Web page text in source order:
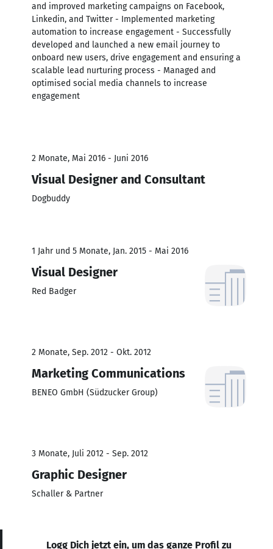
and improved marketing campaigns on Facebook,
Linkedin, and Twitter - Implemented marketing
automation to increase engagement - Successfully
developed and launched a new email journey to
onboard new users, drive engagement and ensuring a
scalable lead nurturing process - Managed and
optimised social media channels to increase
engagement
2 Monate, Mai 2016 - Juni 2016
Visual Designer and Consultant
Dogbuddy
1 Jahr und 5 Monate, Jan. 2015 - Mai 2016
Visual Designer
Red Badger
2 Monate, Sep. 2012 - Okt. 2012
Marketing Communications
BENEO GmbH (Südzucker Group)
3 Monate, Juli 2012 - Sep. 2012
Graphic Designer
Schaller & Partner
Logg Dich jetzt ein, um das ganze Profil zu